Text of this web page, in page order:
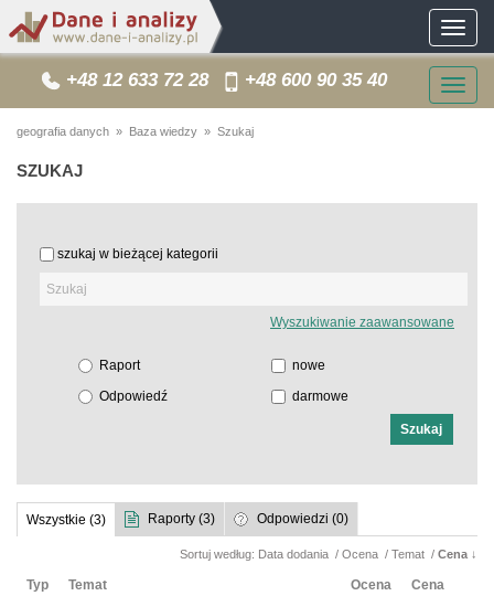
Toggle
+48 12 633 72 28 +48 600 90 35 40
geografia danych » Baza wiedzy » Szukaj
SZUKAJ
szukaj w bieżącej kategorii
Wyszukiwanie zaawansowane
Raport
Odpowiedź
nowe
darmowe
Wszystkie (3) Raporty (3) Odpowiedzi (0)
Sortuj według: Data dodania / Ocena / Temat / Cena ↓
Typ Temat Ocena Cena